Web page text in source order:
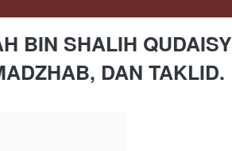
BIN SHALIH QUDAISY
DAN TAKLID.